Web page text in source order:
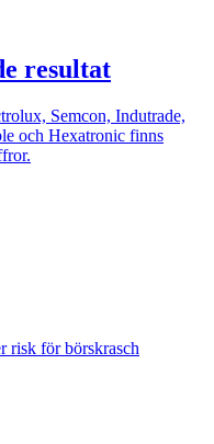
resultat
Semcon, Indutrade,
och Hexatronic finns
risk för börskrasch